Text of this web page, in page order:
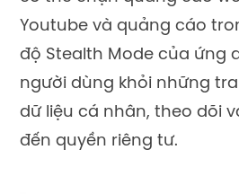
Youtube và quảng cáo
độ Stealth Mode của ứng
người dùng khỏi những
dữ liệu cá nhân, theo dõi
đến quyền riêng tư.